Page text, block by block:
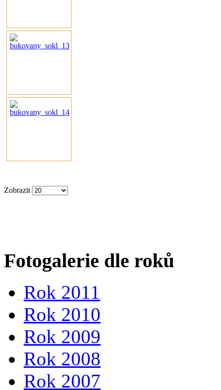
Zobrazit
Fotogalerie dle roků
Rok 2011
Rok 2010
Rok 2009
Rok 2008
Rok 2007